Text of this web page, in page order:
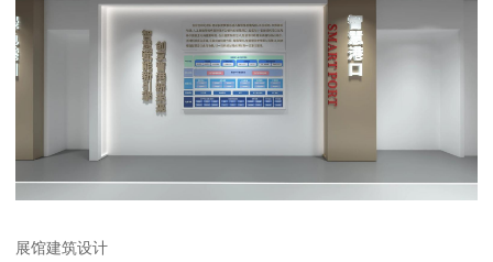
展馆建筑设计